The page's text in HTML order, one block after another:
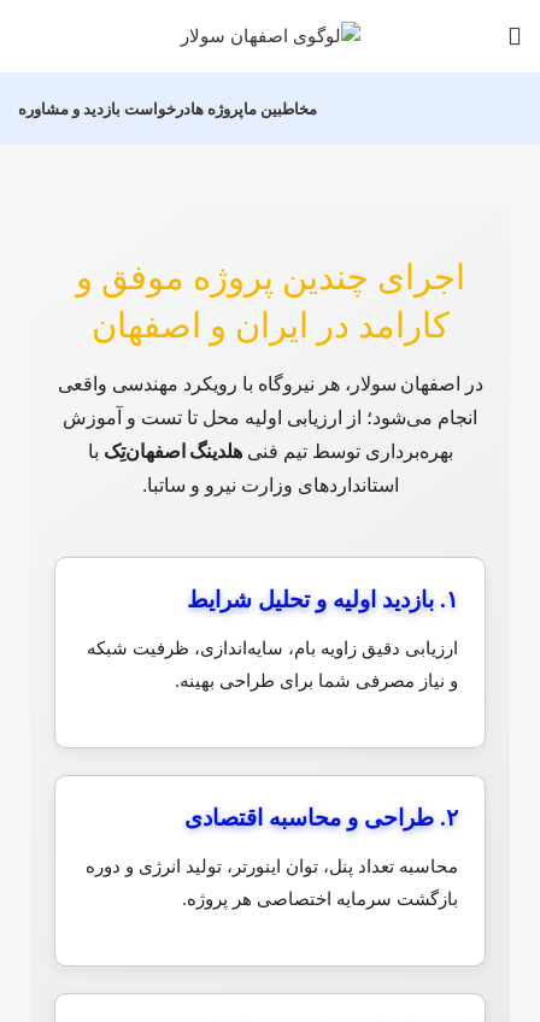
مخاطبین ماپروژه هادرخواست بازدید و مشاوره
اجرای چندین پروژه موفق و
کارامد در ایران و اصفهان
در اصفهان سولار، هر نیروگاه با رویکرد مهندسی واقعی
انجام می‌شود؛ از ارزیابی اولیه محل تا تست و آموزش
بهره‌برداری توسط تیم فنیهلدینگ اصفهان‌تِک با
استانداردهای وزارت نیرو و ساتبا.
۱. بازدید اولیه و تحلیل شرایط
ارزیابی دقیق زاویه بام، سایه‌اندازی، ظرفیت شبکه
و نیاز مصرفی شما برای طراحی بهینه.
۲. طراحی و محاسبه اقتصادی
محاسبه تعداد پنل، توان اینورتر، تولید انرژی و دوره
بازگشت سرمایه اختصاصی هر پروژه.